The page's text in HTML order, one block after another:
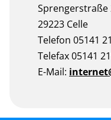
Sprengerstraße
29223 Celle
Telefon 05141
Telefax 05141
E-Mail: